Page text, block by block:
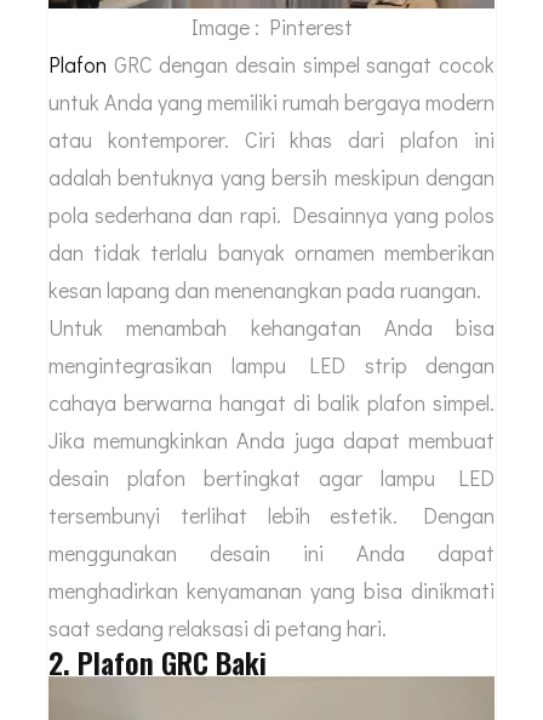
Image : Pinterest
Plafon GRC dengan desain simpel sangat cocok
untuk Anda yang memiliki rumah bergaya modern
atau kontemporer. Ciri khas dari plafon ini
adalah bentuknya yang bersih meskipun dengan
pola sederhana dan rapi. Desainnya yang polos
dan tidak terlalu banyak ornamen memberikan
kesan lapang dan menenangkan pada ruangan.
Untuk menambah kehangatan Anda bisa
mengintegrasikan lampu LED strip dengan
cahaya berwarna hangat di balik plafon simpel.
Jika memungkinkan Anda juga dapat membuat
desain plafon bertingkat agar lampu LED
tersembunyi terlihat lebih estetik. Dengan
menggunakan desain ini Anda dapat
menghadirkan kenyamanan yang bisa dinikmati
saat sedang relaksasi di petang hari.
2. Plafon GRC Baki